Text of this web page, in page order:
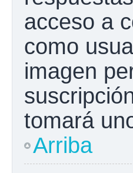
acceso a
como
imagen
tomará
Arriba